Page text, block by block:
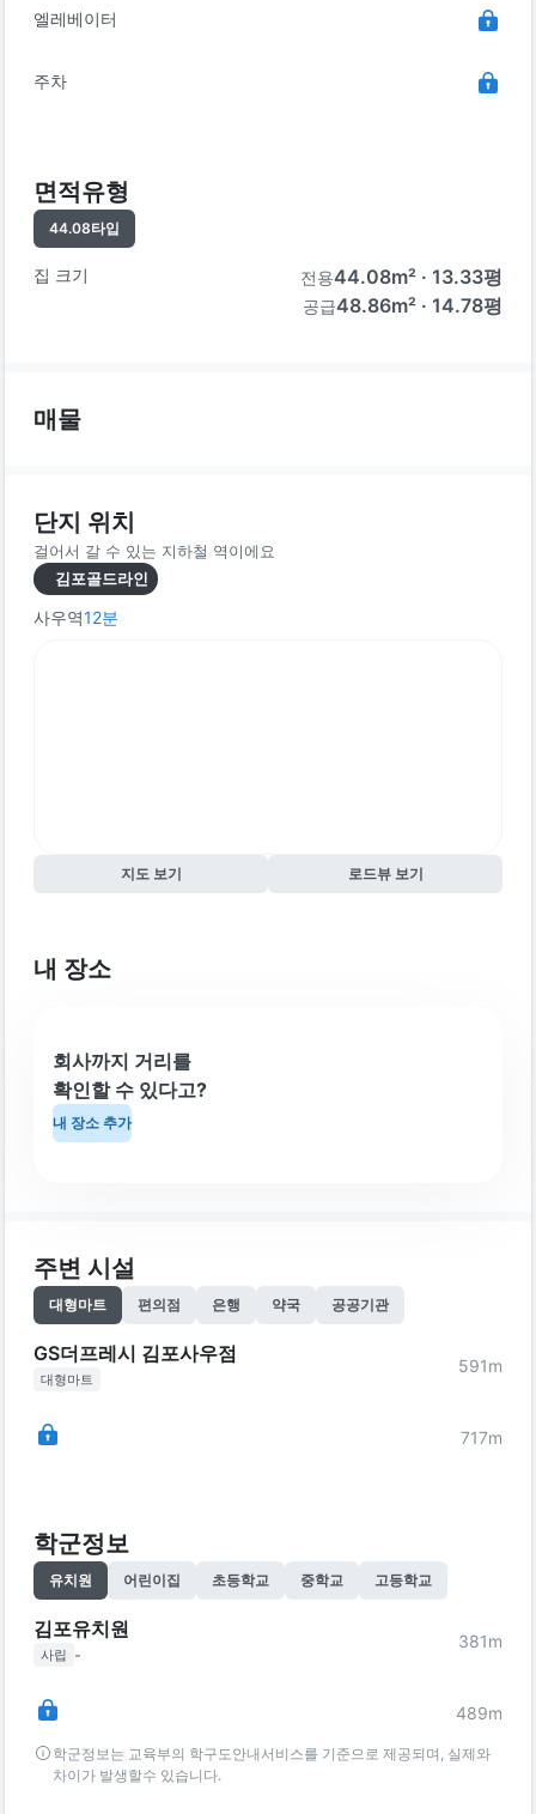
엘레베이터
주차
면적유형
44.08타입
집 크기 전용44.08m² · 13.33평
공급48.86m² · 14.78평
매물
단지 위치
걸어서 갈 수 있는 지하철 역이에요
김포골드라인
사우역12분
지도 보기 로드뷰 보기
내 장소
회사까지 거리를
확인할 수 있다고?
내 장소 추가
주변 시설
대형마트 편의점 은행 약국 공공기관
GS더프레시 김포사우점
대형마트
591m
717m
학군정보
유치원 어린이집 초등학교 중학교 고등학교
김포유치원
사립 -
381m
489m
학군정보는 교육부의 학구도안내서비스를 기준으로 제공되며, 실제와
차이가 발생할수 있습니다.